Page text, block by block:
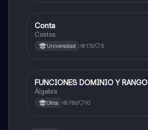
Matemáticas
Conta
Costos
Universidad 176 3
Matemáticas
FUNCIONES DOMINIO Y RANGO
Álgebra
Otros 786 10